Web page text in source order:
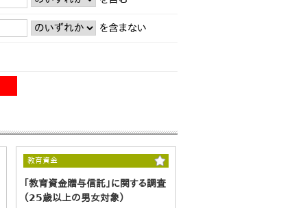
を含まない
教育資金
「教育資金贈与信託」に関する調査
（25歳以上の男女対象）